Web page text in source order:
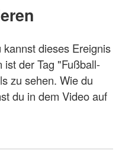
dieses Ereignis
ist der Tag "Fußball-
zu sehen. Wie du
du in dem Video auf